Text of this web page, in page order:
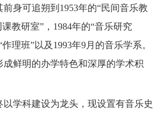
身可追朔到1953年的“民间音乐教
教研室”，1984年的“音乐研究
理班”以及1993年9月的音乐学系。
鲜明的办学特色和深厚的学术积
学科建设为龙头，现设置有音乐史